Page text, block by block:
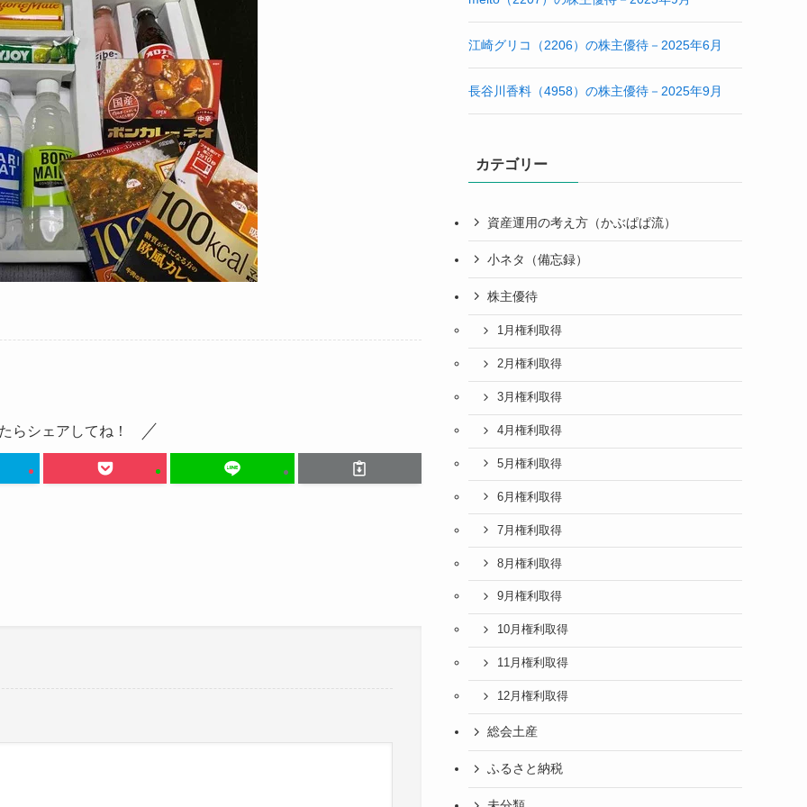
らシェアしてね！
江崎グリコ（2206）の株主優待－2025年6月
長谷川香料（4958）の株主優待－2025年9月
カテゴリー
資産運用の考え方（かぶぱぱ流）
小ネタ（備忘録）
株主優待
1月権利取得
2月権利取得
3月権利取得
4月権利取得
5月権利取得
6月権利取得
7月権利取得
8月権利取得
9月権利取得
10月権利取得
11月権利取得
12月権利取得
総会土産
ふるさと納税